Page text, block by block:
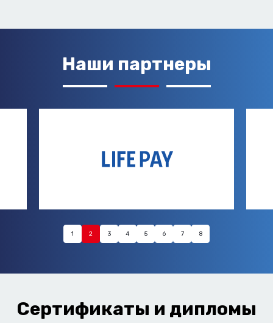
Наши партнеры
1 2 3 4 5 6 7 8
Сертификаты и дипломы